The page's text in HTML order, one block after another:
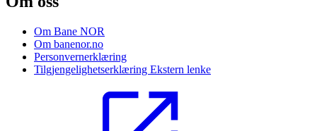
Om Bane NOR
Om banenor.no
Personvernerklæring
Tilgjengelighetserklæring Ekstern lenke